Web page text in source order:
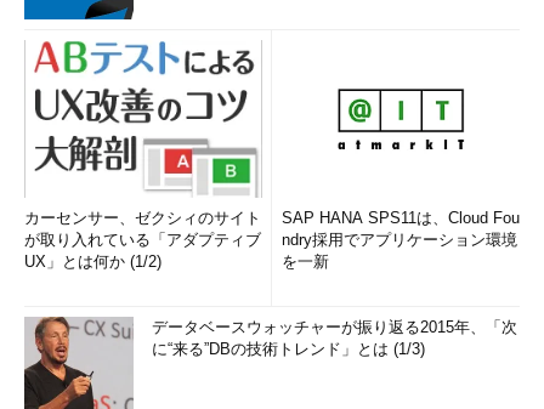
カーセンサー、ゼクシィのサイト
が取り入れている「アダプティブ
UX」とは何か (1/2)
SAP HANA SPS11は、Cloud Fou
ndry採用でアプリケーション環境
を一新
データベースウォッチャーが振り返る2015年、「次
に“来る”DBの技術トレンド」とは (1/3)